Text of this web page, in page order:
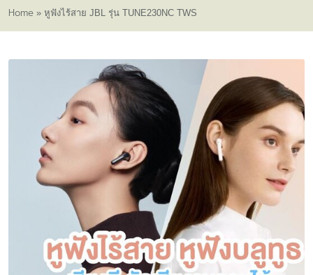
Home » หูฟังไร้สาย JBL รุ่น TUNE230NC TWS